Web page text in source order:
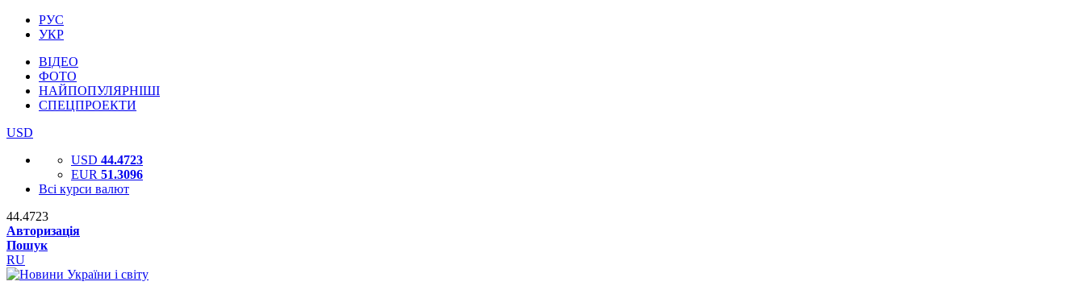
РУС
УКР
ВІДЕО
ФОТО
НАЙПОПУЛЯРНІШІ
СПЕЦПРОЕКТИ
USD
USD 44.4723
EUR 51.3096
Всі курси валют
44.4723
Авторизація
Пошук
RU